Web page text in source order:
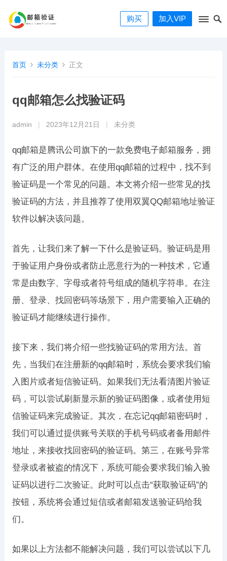
购买 加入VIP
首页 未分类 正文
qq邮箱怎么找验证码
admin 2023年12月21日 未分类
qq邮箱是腾讯公司旗下的一款免费电子邮箱服务，拥
有广泛的用户群体。在使用qq邮箱的过程中，找不到
验证码是一个常见的问题。本文将介绍一些常见的找
验证码的方法，并且推荐了使用双翼QQ邮箱地址验证
软件以解决该问题。
首先，让我们来了解一下什么是验证码。验证码是用
于验证用户身份或者防止恶意行为的一种技术，它通
常是由数字、字母或者符号组成的随机字符串。在注
册、登录、找回密码等场景下，用户需要输入正确的
验证码才能继续进行操作。
接下来，我们将介绍一些找验证码的常用方法。首
先，当我们在注册新的qq邮箱时，系统会要求我们输
入图片或者短信验证码。如果我们无法看清图片验证
码，可以尝试刷新显示新的验证码图像，或者使用短
信验证码来完成验证。其次，在忘记qq邮箱密码时，
我们可以通过提供账号关联的手机号码或者备用邮件
地址，来接收找回密码的验证码。第三，在账号异常
登录或者被盗的情况下，系统可能会要求我们输入验
证码以进行二次验证。此时可以点击“获取验证码”的
按钮，系统将会通过短信或者邮箱发送验证码给我
们。
如果以上方法都不能解决问题，我们可以尝试以下几